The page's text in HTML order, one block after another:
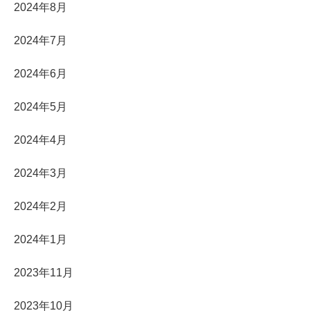
2024年8月
2024年7月
2024年6月
2024年5月
2024年4月
2024年3月
2024年2月
2024年1月
2023年11月
2023年10月